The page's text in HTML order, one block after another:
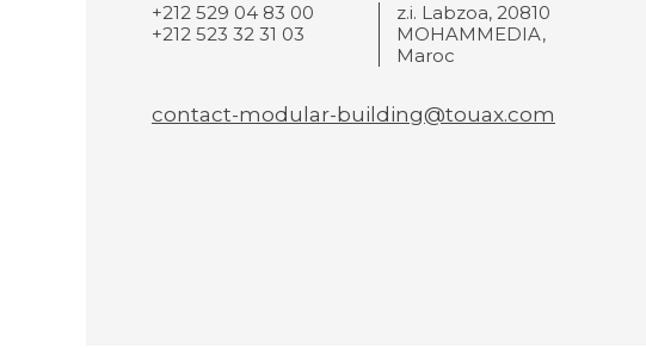
+212 529 04 83 00
+212 523 32 31 03
z.i. Labzoa, 20810
MOHAMMEDIA,
Maroc
contact-modular-building@touax.com